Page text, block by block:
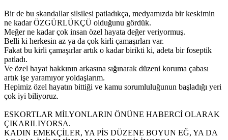
Bir de bu skandallar silsilesi patladıkça, medyamızda bir keskimin
ne kadar ÖZGÜRLÜKÇÜ olduğunu gördük.
Meğer ne kadar çok insan özel hayata değer veriyormuş.
Belli ki herkesin az ya da çok kirli çamaşırları var.
Fakat bu kirli çamaşırlar artık o kadar birikti ki, adeta bir foseptik
patladı.
Ve özel hayat hakkının arkasına sığınarak düzeni koruma çabası
artık işe yaramıyor yoldaşlarım.
Hepimiz özel hayatın bittiği ve kamu sorumluluğunun başladığı yeri
çok iyi biliyoruz.
ESKORTLAR MİLYONLARIN ÖNÜNE HABERCİ OLARAK
ÇIKARILIYORSA.
KADIN EMEKÇİLER, YA PİS DÜZENE BOYUN EĞ, YA DA